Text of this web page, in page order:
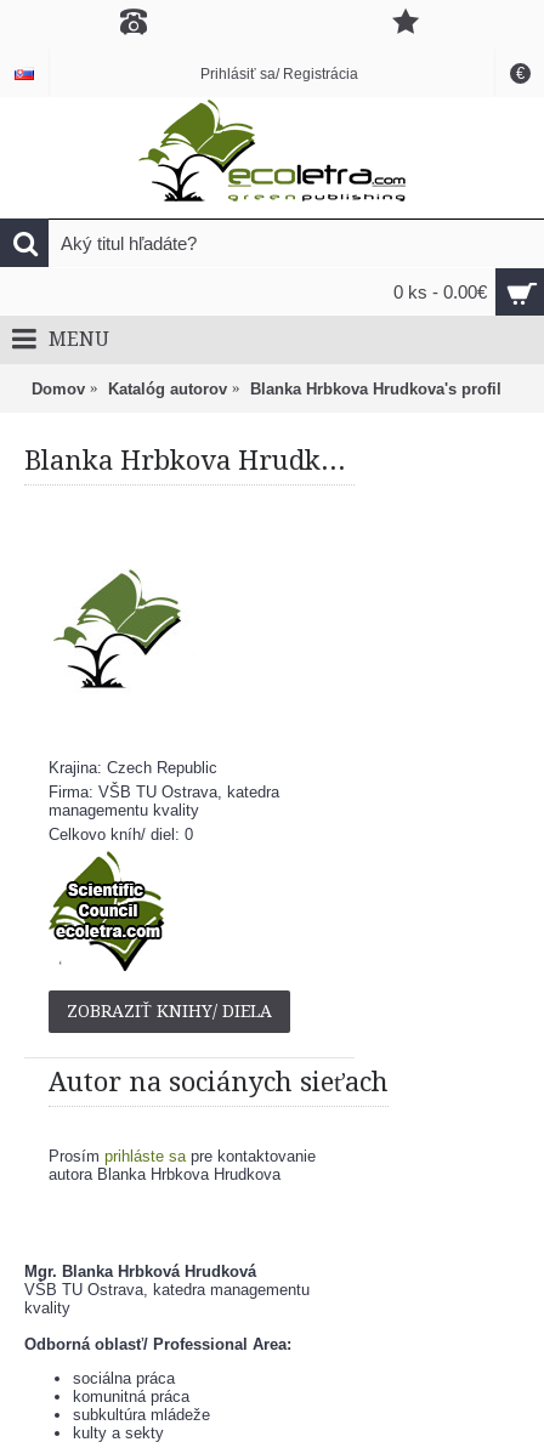
€
Prihlásiť sa/ Registrácia
0 ks - 0.00€
MENU
Domov Katalóg autorov Blanka Hrbkova Hrudkova's profil
Blanka Hrbkova Hrudkova
Krajina: Czech Republic
Firma: VŠB TU Ostrava, katedra
managementu kvality
Celkovo kníh/ diel: 0
ZOBRAZIŤ KNIHY/ DIELA
Autor na sociánych sieťach
Prosím prihláste sapre kontaktovanie
autora Blanka Hrbkova Hrudkova
Mgr. Blanka Hrbková Hrudková
VŠB TU Ostrava, katedra managementu
kvality
Odborná oblasť/ Professional Area:
sociálna práca
komunitná práca
subkultúra mládeže
kulty a sekty